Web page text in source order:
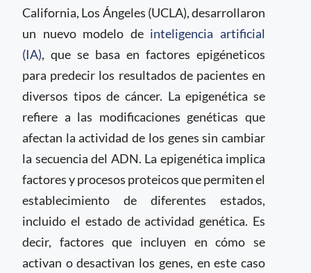
California, Los Ángeles (UCLA), desarrollaron
un nuevo modelo de inteligencia artificial
(IA), que se basa en factores epigéneticos
para predecir los resultados de pacientes en
diversos tipos de cáncer. La epigenética se
refiere a las modificaciones genéticas que
afectan la actividad de los genes sin cambiar
la secuencia del ADN. La epigenética implica
factores y procesos proteicos que permiten el
establecimiento de diferentes estados,
incluido el estado de actividad genética. Es
decir, factores que incluyen en cómo se
activan o desactivan los genes, en este caso